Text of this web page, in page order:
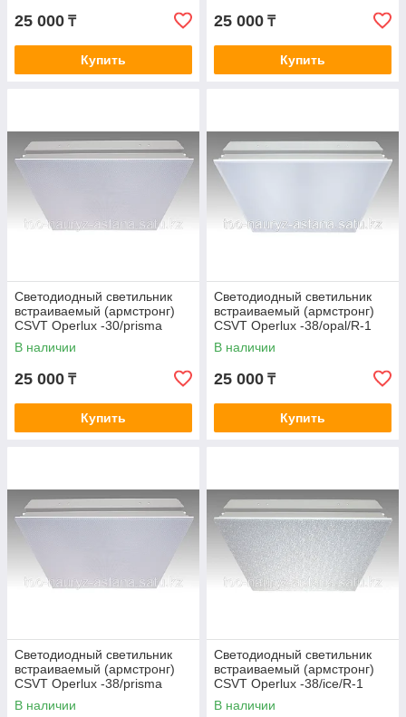
25 000 ₸
Купить
25 000 ₸
Купить
Светодиодный светильник
встраиваемый (армстронг)
CSVT Operlux -30/prisma
В наличии
25 000 ₸
Купить
Светодиодный светильник
встраиваемый (армстронг)
CSVT Operlux -38/opal/R-1
В наличии
25 000 ₸
Купить
Светодиодный светильник
встраиваемый (армстронг)
CSVT Operlux -38/prisma
В наличии
Светодиодный светильник
встраиваемый (армстронг)
CSVT Operlux -38/ice/R-1
В наличии